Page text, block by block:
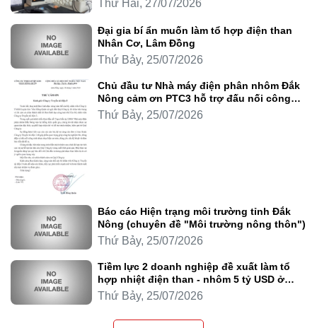
Thứ Hai, 27/07/2026
Đại gia bí ẩn muốn làm tổ hợp điện than
Nhân Cơ, Lâm Đồng
Thứ Bảy, 25/07/2026
Chủ đầu tư Nhà máy điện phân nhôm Đắk
Nông cảm ơn PTC3 hỗ trợ đấu nối công
trình
Thứ Bảy, 25/07/2026
Báo cáo Hiện trạng môi trường tỉnh Đắk
Nông (chuyên đề "Môi trường nông thôn")
Thứ Bảy, 25/07/2026
Tiềm lực 2 doanh nghiệp đề xuất làm tổ
hợp nhiệt điện than - nhôm 5 tỷ USD ở
Lâm Đồng
Thứ Bảy, 25/07/2026